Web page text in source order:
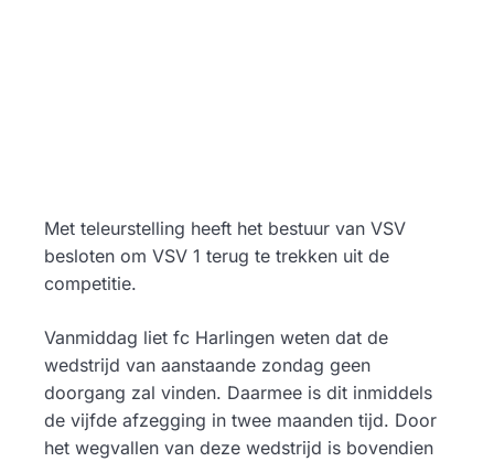
Met teleurstelling heeft het bestuur van VSV
besloten om VSV 1 terug te trekken uit de
competitie.
Vanmiddag liet fc Harlingen weten dat de
wedstrijd van aanstaande zondag geen
doorgang zal vinden. Daarmee is dit inmiddels
de vijfde afzegging in twee maanden tijd. Door
het wegvallen van deze wedstrijd is bovendien